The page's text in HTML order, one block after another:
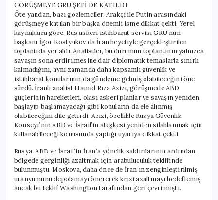
GÖRÜŞMEYE GRU ŞEFİ DE KATILDI
Öte yandan, bazı gözlemciler, Arakçi ile Putin arasındaki
görüşmeye katılan bir başka önemli isme dikkat çekti. Yerel
kaynaklara göre, Rus askeri istihbarat servisi GRU’nun
başkanı İgor Kostyukov da İran heyetiyle gerçekleştirilen
toplantıda yer aldı. Analistler, bu durumun toplantının yalnızca
savaşın sona erdirilmesine dair diplomatik temaslarla sınırlı
kalmadığını, aynı zamanda daha kapsamlı güvenlik ve
istihbarat konularının da gündeme gelmiş olabileceğini öne
sürdü. İranlı analist Hamid Rıza Azizi, görüşmede ABD
güçlerinin hareketleri, olası askeri planlar ve savaşın yeniden
başlayıp başlamayacağı gibi konuların da ele alınmış
olabileceğini dile getirdi. Azizi, özellikle Rusya Güvenlik
Konseyi’nin ABD ve İsrail’in ateşkesi yeniden silahlanmak için
kullanabileceği konusunda yaptığı uyarıya dikkat çekti.
Rusya, ABD ve İsrail’in İran’a yönelik saldırılarının ardından
bölgede gerginliği azaltmak için arabuluculuk teklifinde
bulunmuştu. Moskova, daha önce de İran’ın zenginleştirilmiş
uranyumunu depolamayı önererek krizi azaltmayı hedeflemiş,
ancak bu teklif Washington tarafından geri çevrilmişti.